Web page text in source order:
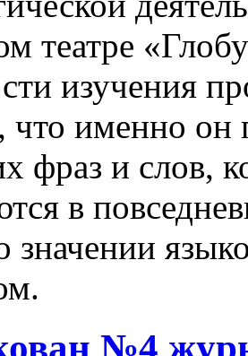
театре
изучения
что именно
фраз и слов,
в
значении
№4